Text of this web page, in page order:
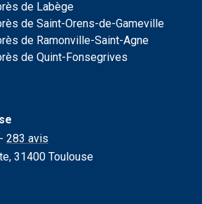
de Labège
de Saint-Orens-de-Gameville
de Ramonville-Saint-Agne
de Quint-Fonsegrives
283 avis
31400 Toulouse